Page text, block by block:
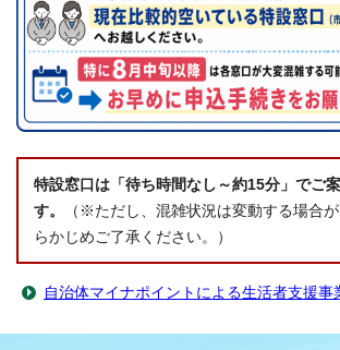
特設窓口は「待ち時間なし～約15分」でご
す。
（※ただし、混雑状況は変動する場合
らかじめご了承ください。）
自治体マイナポイントによる生活者支援事